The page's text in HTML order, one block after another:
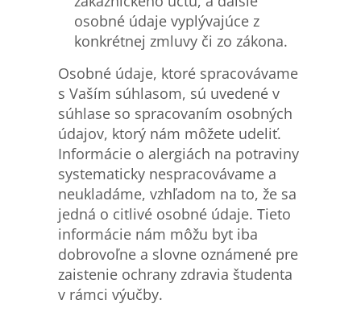
osobné údaje vyplývajúce z
konkrétnej zmluvy či zo zákona.
Osobné údaje, ktoré spracovávame
s Vaším súhlasom, sú uvedené v
súhlase so spracovaním osobných
údajov, ktorý nám môžete udeliť.
Informácie o alergiách na potraviny
systematicky nespracovávame a
neukladáme, vzhľadom na to, že sa
jedná o citlivé osobné údaje. Tieto
informácie nám môžu byt iba
dobrovoľne a slovne oznámené pre
zaistenie ochrany zdravia študenta
v rámci výučby.